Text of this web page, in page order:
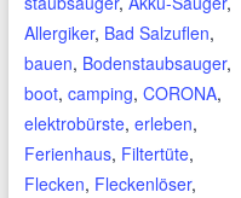
Allergiker, Bad Salzuflen,
bauen, Bodenstaubsauger,
boot, camping, CORONA,
elektrobürste, erleben,
Ferienhaus, Filtertüte,
Flecken, Fleckenlöser,